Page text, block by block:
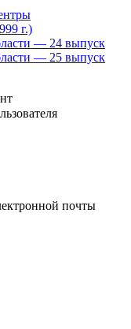
г.)
— 24 выпуск
— 25 выпуск
почты